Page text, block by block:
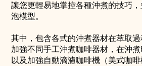
讓您更輕易地掌控各種沖煮的技巧
泡模型。
其中，包含各式的沖煮器材在萃取過
加強不同手工沖煮咖啡器材，在沖煮
以及加強自動滴濾咖啡機（美式咖啡